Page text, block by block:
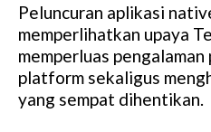
Peluncuran aplikasi
memperlihatkan upaya
memperluas
platform sekaligus
yang sempat dihentikan.